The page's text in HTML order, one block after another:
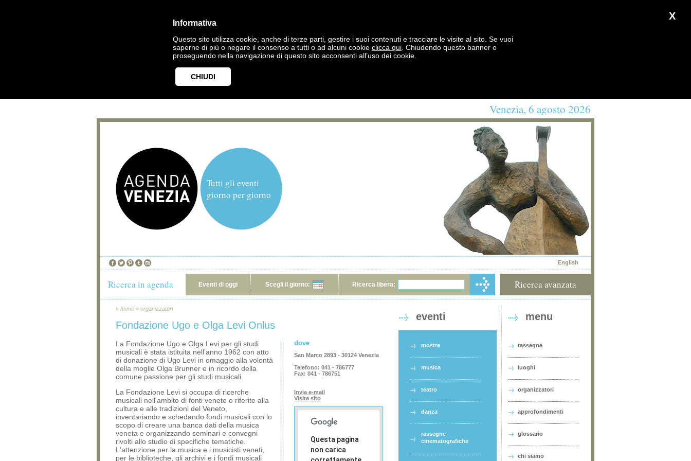
X
Informativa
Questo sito utilizza cookie, anche di terze parti, gestire i suoi contenuti e tracciare le visite al sito. Se vuoi
saperne di più o negare il consenso a tutti o ad alcuni cookie clicca qui . Chiudendo questo banner o
proseguendo nella navigazione di questo sito acconsenti all’uso dei cookie.
CHIUDI
Venezia, 6 agosto 2026
Tutti gli eventi
giorno per giorno
English
Ricerca in agenda Eventi di oggi Scegli il giorno: Ricerca libera: Ricerca avanzata
» home » organizzatori
Fondazione Ugo e Olga Levi Onlus
La Fondazione Ugo e Olga Levi per gli studi
musicali è stata istituita nell’anno 1962 con atto
di donazione di Ugo Levi in omaggio alla volontà
della moglie Olga Brunner e in ricordo della
comune passione per gli studi musicali.
La Fondazione Levi si occupa di ricerche
musicali nell'ambito di fonti venete o riferite alla
cultura e alle tradizioni del Veneto,
inventariando e schedando fondi musicali con lo
scopo di creare una banca dati della musica
veneta e organizzando seminari e convegni
rivolti allo studio di specifiche tematiche.
L'attenzione per la musica e i musicisti veneti,
per le biblioteche, gli archivi e i fondi musicali
dove
San Marco 2893 - 30124 Venezia
Telefono: 041 - 786777
Fax: 041 - 786751
Invia e-mail
Visita sito
Questa pagina
non carica
eventi
mostre
musica
teatro
danza
rassegne
cinematografiche
menu
rassegne
luoghi
organizzatori
approfondimenti
glossario
chi siamo